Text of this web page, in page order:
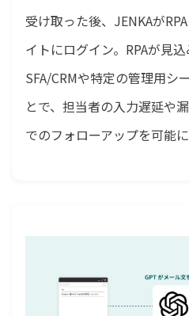
受け取った後、JENKAが
イトにログイン。RPAが見
SFA/CRMや特定の管理用シ
とで、担当者の入力遅延や
でのフォローアップを可能に